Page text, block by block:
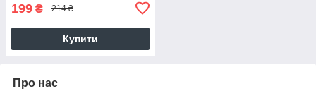
199 ₴ 214 ₴
Купити
Про нас